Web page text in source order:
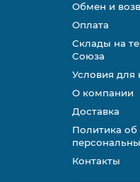
Обмен и
Оплата
Склады на
Союза
Условия для
О компании
Доставка
Политика об
Контакты